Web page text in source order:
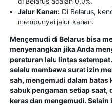
Jalur Kanan: Di Belarus,
mempunyai jalur kanan.
Mengemudi di Belarus bisa
menyenangkan jika Anda
peraturan lalu lintas
selalu membawa surat izin
sah, mengemudi dalam batas
sabuk pengaman setiap saat,
keras dan mengemudi. Selain